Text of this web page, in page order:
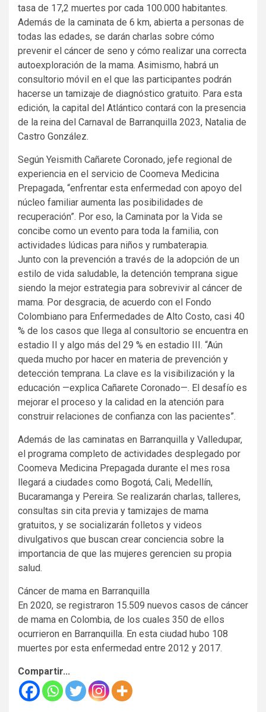
tasa de 17,2 muertes por cada 100.000 habitantes.
Además de la caminata de 6 km, abierta a personas de
todas las edades, se darán charlas sobre cómo
prevenir el cáncer de seno y cómo realizar una correcta
autoexploración de la mama. Asimismo, habrá un
consultorio móvil en el que las participantes podrán
hacerse un tamizaje de diagnóstico gratuito. Para esta
edición, la capital del Atlántico contará con la presencia
de la reina del Carnaval de Barranquilla 2023, Natalia de
Castro González.
Según Yeismith Cañarete Coronado, jefe regional de
experiencia en el servicio de Coomeva Medicina
Prepagada, “enfrentar esta enfermedad con apoyo del
núcleo familiar aumenta las posibilidades de
recuperación”. Por eso, la Caminata por la Vida se
concibe como un evento para toda la familia, con
actividades lúdicas para niños y rumbaterapia.
Junto con la prevención a través de la adopción de un
estilo de vida saludable, la detención temprana sigue
siendo la mejor estrategia para sobrevivir al cáncer de
mama. Por desgracia, de acuerdo con el Fondo
Colombiano para Enfermedades de Alto Costo, casi 40
% de los casos que llega al consultorio se encuentra en
estadio II y algo más del 29 % en estadio III. “Aún
queda mucho por hacer en materia de prevención y
detección temprana. La clave es la visibilización y la
educación —explica Cañarete Coronado—. El desafío es
mejorar el proceso y la calidad en la atención para
construir relaciones de confianza con las pacientes”.
Además de las caminatas en Barranquilla y Valledupar,
el programa completo de actividades desplegado por
Coomeva Medicina Prepagada durante el mes rosa
llegará a ciudades como Bogotá, Cali, Medellín,
Bucaramanga y Pereira. Se realizarán charlas, talleres,
consultas sin cita previa y tamizajes de mama
gratuitos, y se socializarán folletos y videos
divulgativos que buscan crear conciencia sobre la
importancia de que las mujeres gerencien su propia
salud.
Cáncer de mama en Barranquilla
En 2020, se registraron 15.509 nuevos casos de cáncer
de mama en Colombia, de los cuales 350 de ellos
ocurrieron en Barranquilla. En esta ciudad hubo 108
muertes por esta enfermedad entre 2012 y 2017.
Compartir...